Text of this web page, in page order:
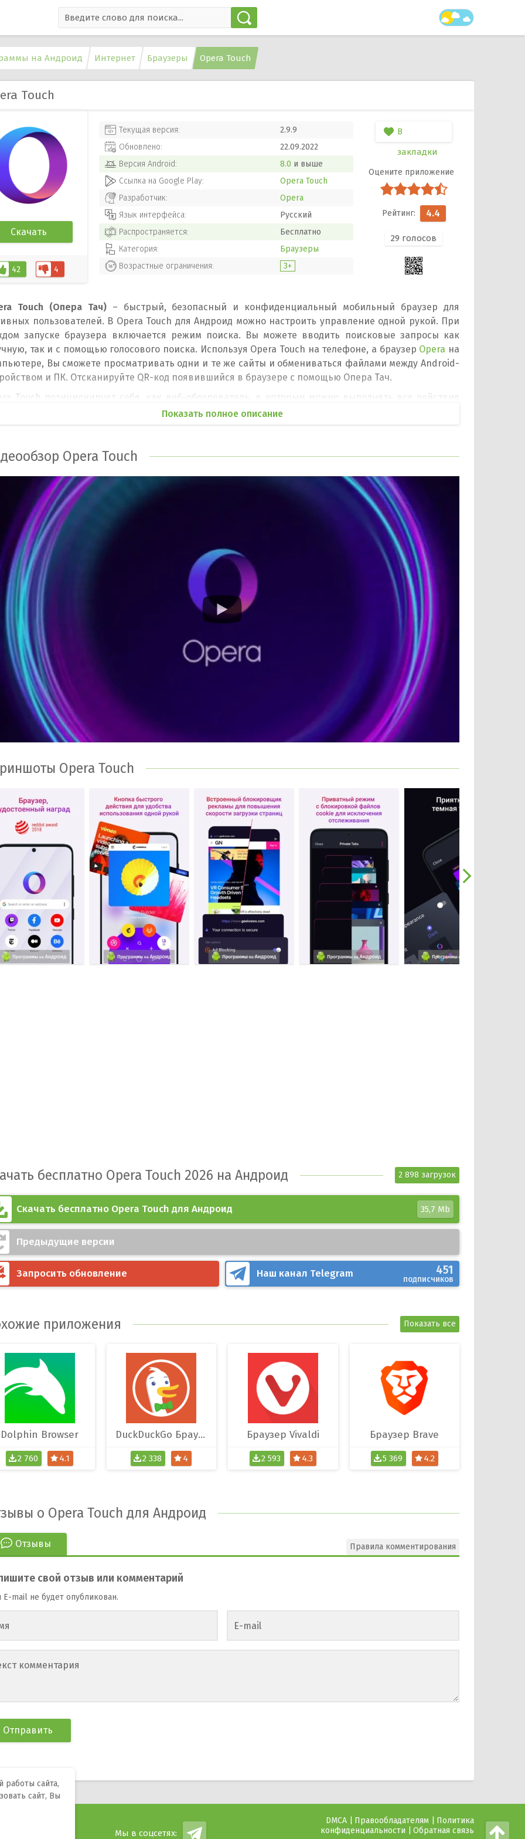
на Андроид Интернет Браузеры Opera Touch
Touch
Скачать
42 4
В
закладки
4.4
29 голосов
Текущая версия:
2.9.9
Обновлено:
22.09.2022
Версия Android: 8.0 и выше
Ссылка на Google Play:
Opera Touch
Разработчик:
Opera
Язык интерфейса:
Русский
Распространяется:
Бесплатно
Категория:
Браузеры
Возрастные ограничения:
3+
Touch (Опера Тач)– быстрый, безопасный и конфиденциальный мобильный браузер для
пользователей. В Opera Touch для Андроид можно настроить управление одной рукой. При
запуске браузера включается режим поиска. Вы можете вводить поисковые запросы как
так и с помощью голосового поиска. Используя Opera Touch на телефоне, а браузер Opera на
Вы сможете просматривать одни и те же сайты и обмениваться файлами между Android-
и ПК. Отсканируйте QR-код появившийся в браузере с помощью Опера Тач.
Touch позиционирует себя, как веб-обозреватель, в которым можно выполнять все действия
рукой. Все функции поиска настроены на одну кнопку быстрого доступа, которую прекрасно
неразрывного серфинга между устройствами позволяет открывать или отправлять
ссылки, видеоролики и заметки с помощью одного прикосновения.
серфинга в Opera Touch поддерживается на высоком уровне. Для защиты данных
технология сквозного шифрования. Так же в браузере пользователь защищен от сбора
и сторонних файлов cookie. Достаточно скачать Opera Touch на свой Андроид телефон или
и, благодаря приватному режиму просмотра. Вы сможете анонимно посещать любые сайты.
следит за перегревом устройства и контролирует разрядку аккумулятора телефона.
Opera Touch, Вы забудете, что такое реклама. Благодаря встроенному блокировщику
при каждом включении компонента, весь нежелательный контент блокируется. Это
влияет на загрузку страниц, значительно сокращая ее.
особенности Opera Touch для Android:
браузером одной рукой;
скорость поиска (голосовой поиск, ручной ввод запросов);
быстрого доступа;
с десктопной версией браузера Opera;
уровень безопасности;
рекламы.
Показать полное описание
Opera Touch
Opera Touch
бесплатно Opera Touch 2026 на Андроид 2 898 загрузок
Скачать бесплатно Opera Touch для Андроид 35,7 Mb
Предыдущие версии
Запросить обновление Наш канал Telegram 451
подписчиков
приложения Показать все
Dolphin Browser
2 760 4.1
DuckDuckGo Браузер
2 338 4
Браузер Vivaldi
2 593 4.3
Браузер Brave
5 369 4.2
о Opera Touch для Андроид
Отзывы Правила комментирования
свой отзыв или комментарий
mail не будет опубликован.
E-mail
комментария
Мы в соцсетях:
DMCA Правообладателям
Политика
конфиденциальности
Обратная связь
работы сайта,
сайт, Вы